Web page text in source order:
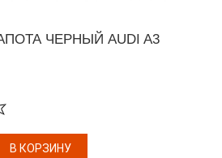
ЧЕРНЫЙ AUDI A3